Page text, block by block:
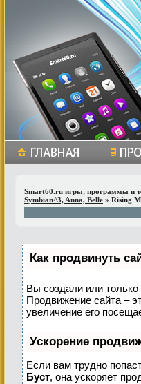
Smart60.ru игры, программы и
Symbian^3, Anna, Belle » Rising
Как продвинуть
Вы создали или только
Продвижение сайта –
увеличение его
Ускорение
Если вам трудно
Буст, она ускоряет